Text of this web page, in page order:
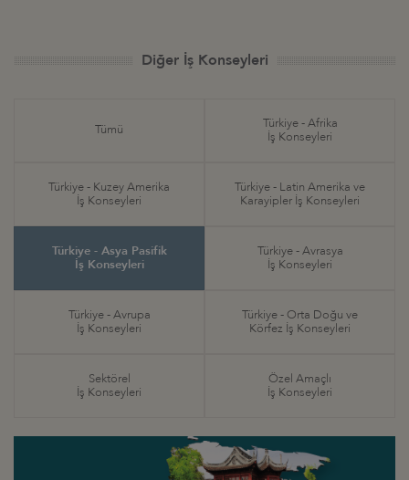
Diğer İş Konseyleri
Tümü
Türkiye - Afrika
İş Konseyleri
Türkiye - Kuzey Amerika
İş Konseyleri
Türkiye - Latin Amerika ve
Karayipler İş Konseyleri
Türkiye - Asya Pasifik
İş Konseyleri
Türkiye - Avrasya
İş Konseyleri
Türkiye - Avrupa
İş Konseyleri
Türkiye - Orta Doğu ve
Körfez İş Konseyleri
Sektörel
İş Konseyleri
Özel Amaçlı
İş Konseyleri